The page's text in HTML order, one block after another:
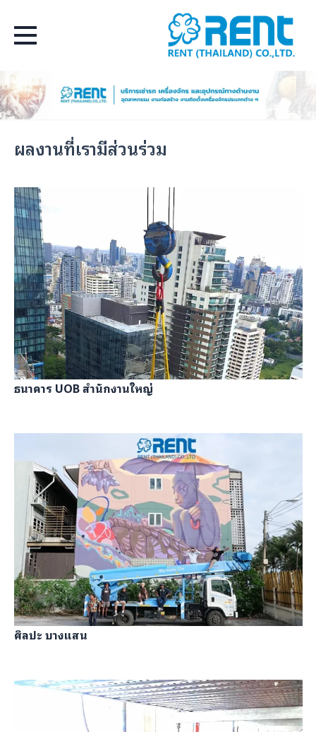
Select Language
▼
ผลงานที่เรามีส่วนร่วม
ธนาคาร UOB สำนักงานใหญ่
ศิลปะ บางแสน